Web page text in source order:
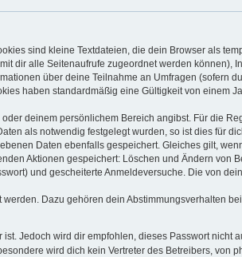
sind kleine Textdateien, die dein Browser als
dir alle Seitenaufrufe zugeordnet werden können),
über deine Teilnahme an Umfragen (sofern
haben standardmäßig eine Gültigkeit von einem
deinem persönlichem Bereich angibst. Für die
als notwendig festgelegt wurden, so ist dies für
Daten ebenfalls gespeichert. Gleiches gilt,
Aktionen gespeichert: Löschen und Ändern von
und gescheiterte Anmeldeversuche. Die von
Dazu gehören dein Abstimmungsverhalten
Jedoch wird dir empfohlen, dieses Passwort nicht
wird dich kein Vertreter des Betreibers, von